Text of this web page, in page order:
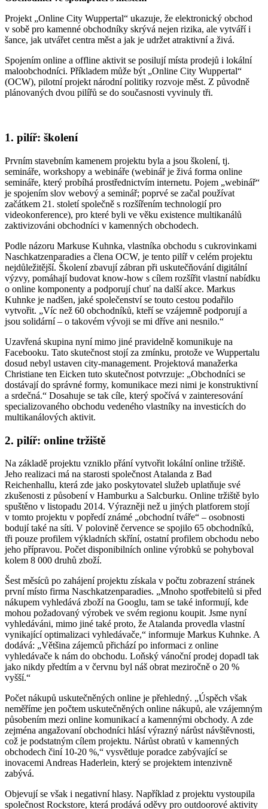
Projekt „Online City Wuppertal“ ukazuje, že elektronický obchod
v sobě pro kamenné obchodníky skrývá nejen rizika, ale vytváří i
šance, jak utvářet centra měst a jak je udržet atraktivní a živá.
Spojením online a offline aktivit se posilují místa prodejů i lokální
maloobchodníci. Příkladem může být „Online City Wuppertal“
(OCW), pilotní projekt národní politiky rozvoje měst. Z původně
plánovaných dvou pilířů se do současnosti vyvinuly tři.
1. pilíř: školení
Prvním stavebním kamenem projektu byla a jsou školení, tj.
semináře, workshopy a webináře (webinář je živá forma online
semináře, který probíhá prostřednictvím internetu. Pojem „webinář“
je spojením slov webový a seminář; poprvé se začal používat
začátkem 21. století společně s rozšířením technologií pro
videokonference), pro které byli ve věku existence multikanálů
zaktivizováni obchodníci v kamenných obchodech.
Podle názoru Markuse Kuhnka, vlastníka obchodu s cukrovinkami
Naschkatzenparadies a člena OCW, je tento pilíř v celém projektu
nejdůležitější. Školení zbavují zábran při uskutečňování digitální
výzvy, pomáhají budovat know-how s cílem rozšířit vlastní nabídku
o online komponenty a podporují chuť na další akce. Markus
Kuhnke je nadšen, jaké společenství se touto cestou podařilo
vytvořit. „Víc než 60 obchodníků, kteří se vzájemně podporují a
jsou solidární – o takovém vývoji se mi dříve ani nesnilo.“
Uzavřená skupina nyní mimo jiné pravidelně komunikuje na
Facebooku. Tato skutečnost stojí za zmínku, protože ve Wuppertalu
dosud nebyl ustaven city-management. Projektová manažerka
Christiane ten Eicken tuto skutečnost potvrzuje: „Obchodníci se
dostávají do správné formy, komunikace mezi nimi je konstruktivní
a srdečná.“ Dosahuje se tak cíle, který spočívá v zainteresování
specializovaného obchodu vedeného vlastníky na investicích do
multikanálových aktivit.
2. pilíř: online tržiště
Na základě projektu vzniklo přání vytvořit lokální online tržiště.
Jeho realizaci má na starosti společnost Atalanda z Bad
Reichenhallu, která zde jako poskytovatel služeb uplatňuje své
zkušenosti z působení v Hamburku a Salcburku. Online tržiště bylo
spuštěno v listopadu 2014. Výrazněji než u jiných platforem stojí
v tomto projektu v popředí známé „obchodní tváře“ – osobnosti
bodují také na síti. V polovině července se spojilo 65 obchodníků,
tři pouze profilem výkladních skříní, ostatní profilem obchodu nebo
jeho přípravou. Počet disponibilních online výrobků se pohyboval
kolem 8 000 druhů zboží.
Šest měsíců po zahájení projektu získala v počtu zobrazení stránek
první místo firma Naschkatzenparadies. „Mnoho spotřebitelů si před
nákupem vyhledává zboží na Googlu, tam se také informují, kde
mohou požadovaný výrobek ve svém regionu koupit. Jsme nyní
vyhledáváni, mimo jiné také proto, že Atalanda provedla vlastní
vynikající optimalizaci vyhledávače,“ informuje Markus Kuhnke. A
dodává: „Většina zájemců přichází po informaci z online
vyhledávače k nám do obchodu. Loňský vánoční prodej dopadl tak
jako nikdy předtím a v červnu byl náš obrat meziročně o 20 %
vyšší.“
Počet nákupů uskutečněných online je přehledný. „Úspěch však
neměříme jen počtem uskutečněných online nákupů, ale vzájemným
působením mezi online komunikací a kamennými obchody. A zde
zejména angažovaní obchodníci hlásí výrazný nárůst návštěvnosti,
což je podstatným cílem projektu. Nárůst obratů v kamenných
obchodech činí 10-20 %,“ vysvětluje poradce zabývající se
inovacemi Andreas Haderlein, který se projektem intenzivně
zabývá.
Objevují se však i negativní hlasy. Například z projektu vystoupila
společnost Rockstore, která prodává oděvy pro outdoorové aktivity